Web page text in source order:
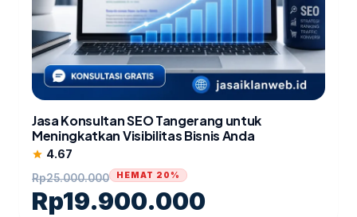
Jasa Konsultan SEO Tangerang untuk
Meningkatkan Visibilitas Bisnis Anda
star 4.67
Rp25.000.000
Rp19.900.000
HEMAT 20%